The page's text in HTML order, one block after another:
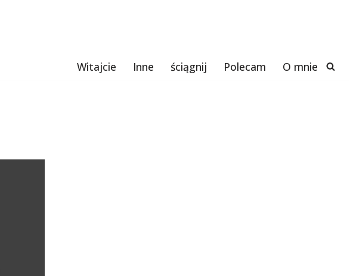
Witajcie Inne ściągnij Polecam O mnie